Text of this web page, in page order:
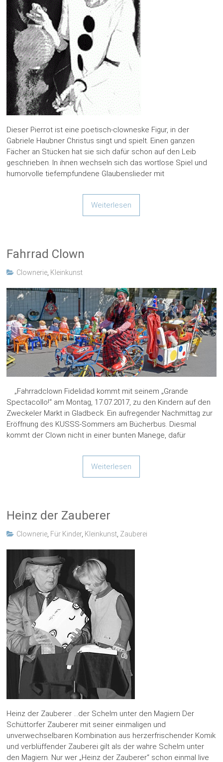
Dieser Pierrot ist eine poetisch-clowneske Figur, in der
Gabriele Haubner Christus singt und spielt. Einen ganzen
Fächer an Stücken hat sie sich dafür schon auf den Leib
geschrieben. In ihnen wechseln sich das wortlose Spiel und
humorvolle tiefempfundene Glaubenslieder mit
Weiterlesen
Fahrrad Clown
Clownerie Kleinkunst
„Fahrradclown Fidelidad kommt mit seinem „Grande
Spectacollo!“ am Montag, 17.07.2017, zu den Kindern auf den
Zweckeler Markt in Gladbeck. Ein aufregender Nachmittag zur
Eröffnung des KUSSS-Sommers am Bücherbus. Diesmal
kommt der Clown nicht in einer bunten Manege, dafür
Weiterlesen
Heinz der Zauberer
Clownerie Für Kinder, Kleinkunst Zauberei
Heinz der Zauberer …der Schelm unter den Magiern Der
Schüttorfer Zauberer mit seiner einmaligen und
unverwechselbaren Kombination aus herzerfrischender Komik
und verblüffender Zauberei gilt als der wahre Schelm unter
den Magiern. Nur wer „Heinz der Zauberer“ schon einmal live